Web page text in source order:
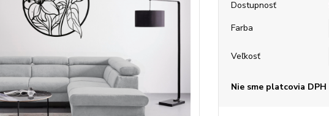
Dostupnosť
Farba
Veľkosť
Nie sme platcovia DPH